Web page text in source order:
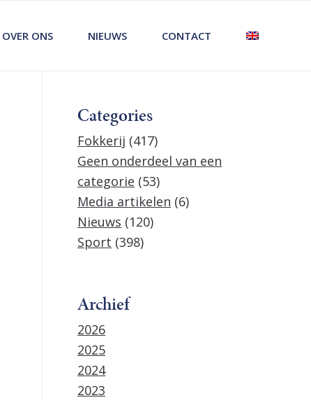
OVER ONS NIEUWS CONTACT
Categories
Fokkerij (417)
Geen onderdeel van een
categorie (53)
Media artikelen (6)
Nieuws (120)
Sport (398)
Archief
2026
2025
2024
2023